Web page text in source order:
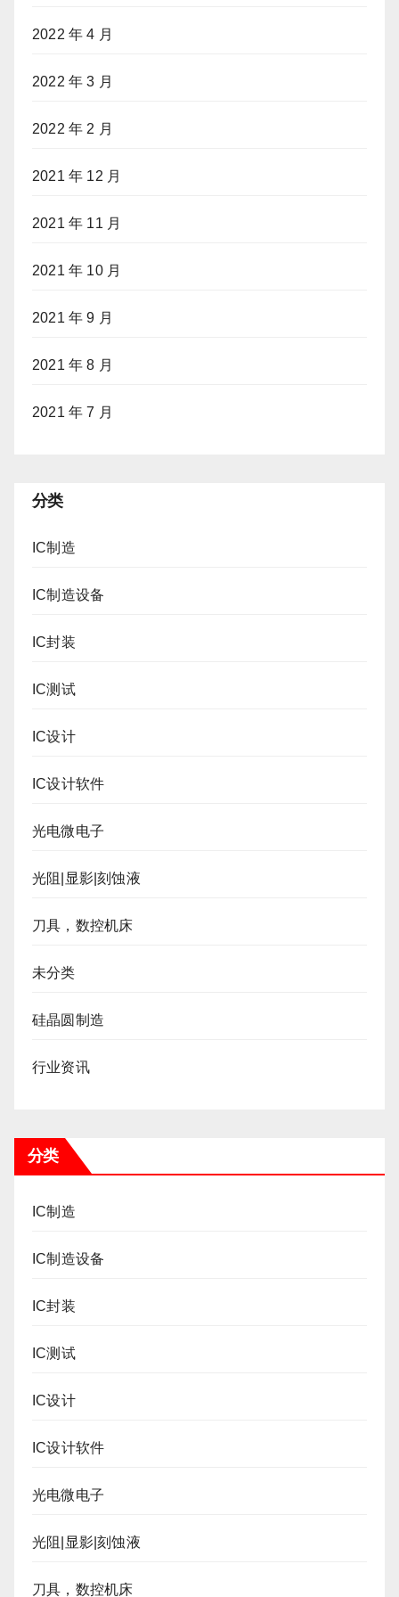
2022 年 4 月
2022 年 3 月
2022 年 2 月
2021 年 12 月
2021 年 11 月
2021 年 10 月
2021 年 9 月
2021 年 8 月
2021 年 7 月
分类
IC制造
IC制造设备
IC封装
IC测试
IC设计
IC设计软件
光电微电子
光阻|显影|刻蚀液
刀具，数控机床
未分类
硅晶圆制造
行业资讯
分类
IC制造
IC制造设备
IC封装
IC测试
IC设计
IC设计软件
光电微电子
光阻|显影|刻蚀液
刀具，数控机床